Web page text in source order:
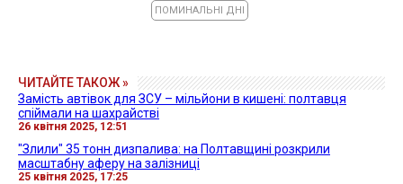
ПОМИНАЛЬНІ ДНІ
ЧИТАЙТЕ ТАКОЖ »
Замість автівок для ЗСУ – мільйони в кишені: полтавця
спіймали на шахрайстві
26 квітня 2025, 12:51
"Злили" 35 тонн дизпалива: на Полтавщині розкрили
масштабну аферу на залізниці
25 квітня 2025, 17:25